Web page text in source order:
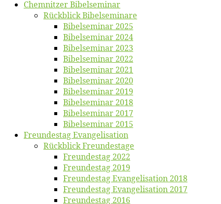
Chemnit­zer Bibelseminar
Rück­blick Bibelseminare
Bi­bel­se­mi­nar 2025
Bi­bel­se­mi­nar 2024
Bi­bel­se­mi­nar 2023
Bi­bel­se­mi­nar 2022
Bi­bel­se­mi­nar 2021
Bi­bel­se­mi­nar 2020
Bi­bel­se­mi­nar 2019
Bi­bel­se­mi­nar 2018
Bibelsemi­nar 2017
Bibelsemi­nar 2015
Freun­des­tag Evangelisation
Rück­blick Freundestage
Freun­des­tag 2022
Freun­des­tag 2019
Freun­des­tag Evan­ge­li­sa­ti­on 2018
Freun­des­tag Evan­ge­li­sa­ti­on 2017
Freun­des­tag 2016